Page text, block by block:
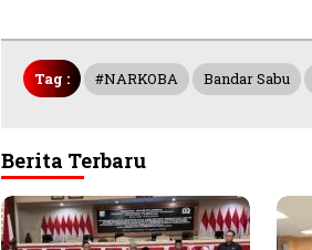
Tag : #NARKOBA Bandar Sabu
Berita Terbaru